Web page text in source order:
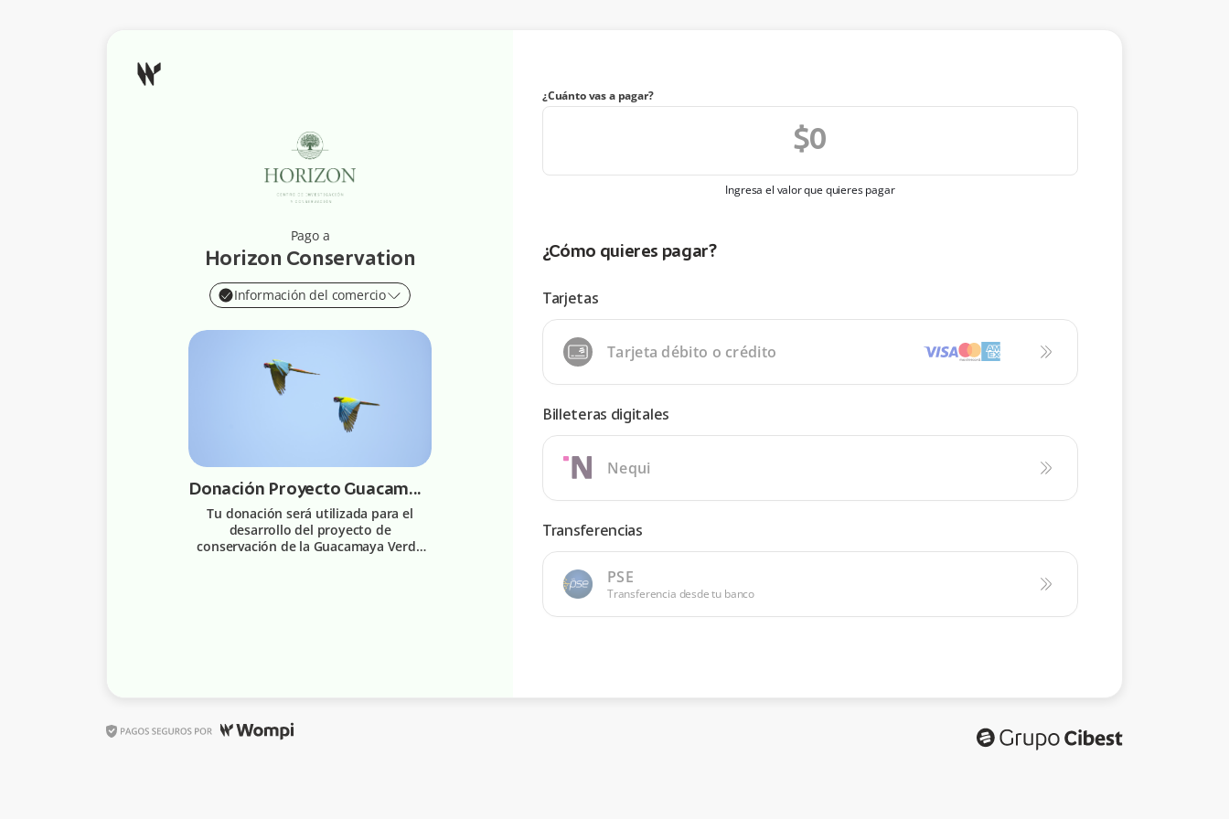
Pago a
Horizon Conservation
Información del comercio
Donación Proyecto Guacamaya Verde Limón
Tu donación será utilizada para el
desarrollo del proyecto de
conservación de la Guacamaya Verde
¿Cuánto vas a pagar?
Ingresa el valor que quieres pagar
¿Cómo quieres pagar?
Tarjetas
Tarjeta débito o crédito
Billeteras digitales
Nequi
Transferencias
PSE
Transferencia desde tu banco